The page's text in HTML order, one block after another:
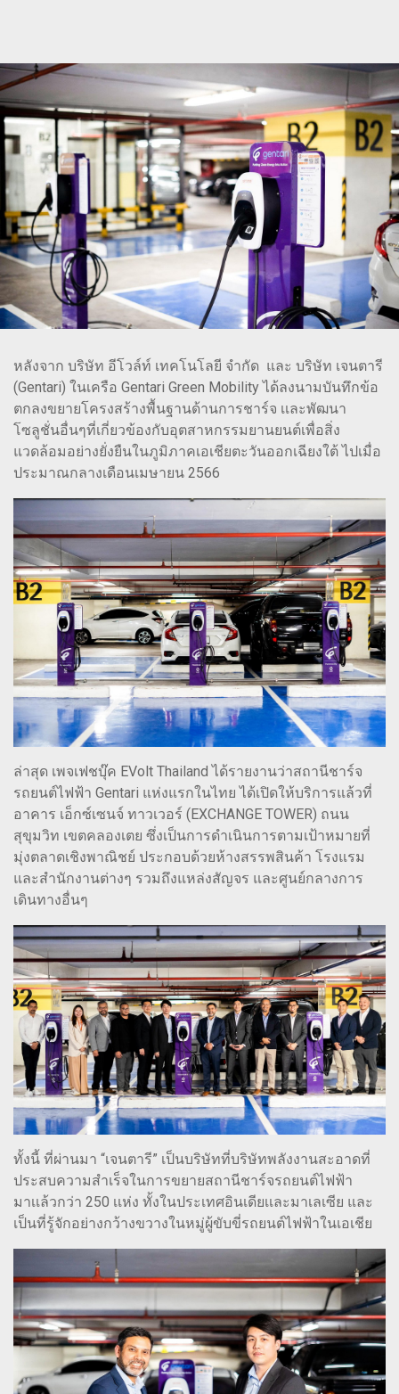
หลังจาก บริษัท อีโวล์ท์ เทคโนโลยี จำกัด และ บริษัท เจนตารี
(Gentari) ในเครือ Gentari Green Mobility ได้ลงนามบันทึกข้อ
ตกลงขยายโครงสร้างพื้นฐานด้านการชาร์จ เเละพัฒนา
โซลูชั่นอื่นๆที่เกี่ยวข้องกับอุตสาหกรรมยานยนต์เพื่อสิ่ง
แวดล้อมอย่างยั่งยืนในภูมิภาคเอเชียตะวันออกเฉียงใต้ ไปเมื่อ
ประมาณกลางเดือนเมษายน 2566
ล่าสุด เพจเฟชบุ๊ค EVolt Thailand ได้รายงานว่าสถานีชาร์จ
รถยนต์ไฟฟ้า Gentari แห่งแรกในไทย ได้เปิดให้บริการแล้วที่
อาคาร เอ็กซ์เซนจ์ ทาวเวอร์ (EXCHANGE TOWER) ถนน
สุขุมวิท เขตคลองเตย ซึ่งเป็นการดำเนินการตามเป้าหมายที่
มุ่งตลาดเชิงพาณิชย์ ประกอบด้วยห้างสรรพสินค้า โรงแรม
และสำนักงานต่างๆ รวมถึงแหล่งสัญจร และศูนย์กลางการ
เดินทางอื่นๆ
ทั้งนี้ ที่ผ่านมา “เจนตารี” เป็นบริษัทที่บริษัทพลังงานสะอาดที่
ประสบความสำเร็จในการขยายสถานีชาร์จรถยนต์ไฟฟ้า
มาเเล้วกว่า 250 เเห่ง ทั้งในประเทศอินเดียเเละมาเลเซีย และ
เป็นที่รู้จักอย่างกว้างขวางในหมู่ผู้ขับขี่รถยนต์ไฟฟ้าในเอเชีย